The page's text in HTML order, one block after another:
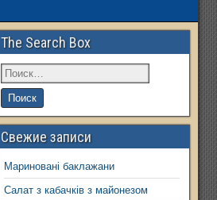
The Search Box
Свежие записи
Мариновані баклажани
Салат з кабачків з майонезом